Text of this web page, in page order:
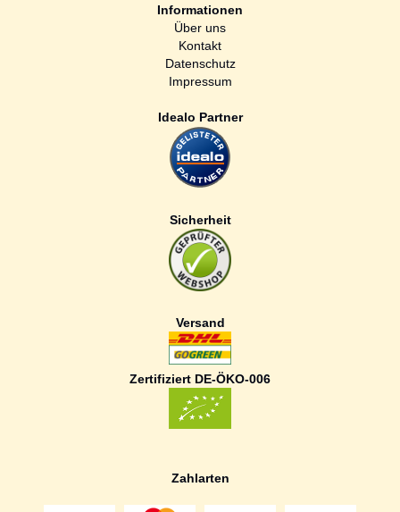
Informationen
Über uns
Kontakt
Datenschutz
Impressum
Idealo Partner
Sicherheit
Versand
Zertifiziert DE-ÖKO-006
Zahlarten